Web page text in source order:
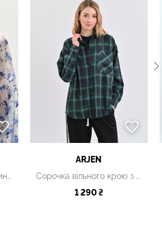
Сорочка блакитна з принтом
ARJEN
Сорочка вільного крою з клітинчастим візерунком
1 290 ₴